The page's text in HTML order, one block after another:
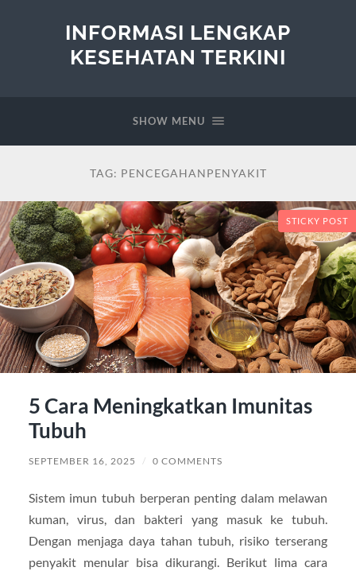
INFORMASI LENGKAP
KESEHATAN TERKINI
SHOW MENU
TAG: PENCEGAHANPENYAKIT
STICKY POST
5 Cara Meningkatkan Imunitas
Tubuh
SEPTEMBER 16, 2025 / 0 COMMENTS
Sistem imun tubuh berperan penting dalam melawan
kuman, virus, dan bakteri yang masuk ke tubuh.
Dengan menjaga daya tahan tubuh, risiko terserang
penyakit menular bisa dikurangi. Berikut lima cara